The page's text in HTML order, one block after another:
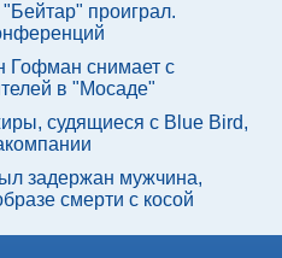
проиграл.
Гофман снимает с
в "Мосаде"
судящиеся с Blue Bird,
задержан мужчина,
смерти с косой